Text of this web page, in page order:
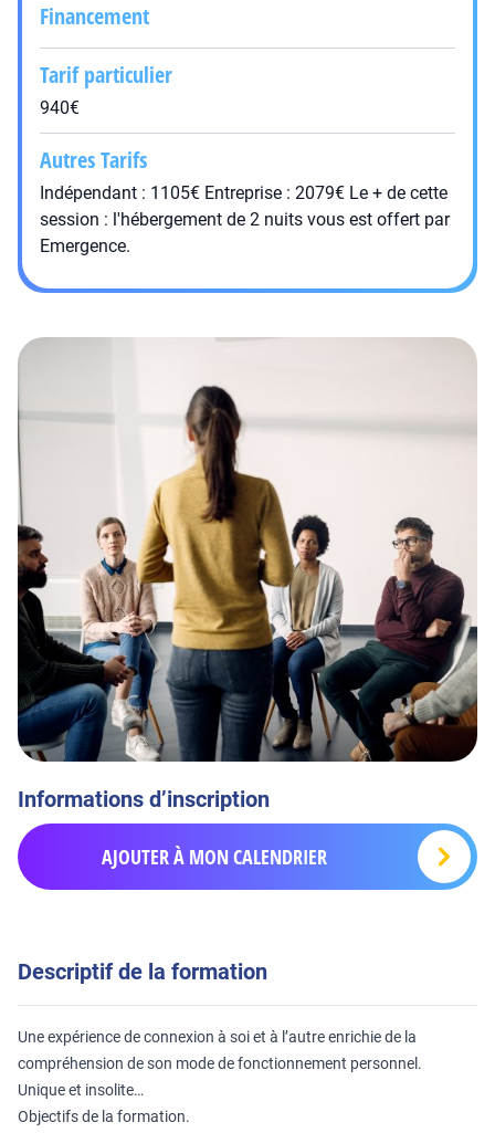
Financement
Tarif particulier
940€
Autres Tarifs
Indépendant : 1105€ Entreprise : 2079€ Le + de cette
session : l'hébergement de 2 nuits vous est offert par
Emergence.
Informations d’inscription
AJOUTER À MON CALENDRIER
Descriptif de la formation
Une expérience de connexion à soi et à l’autre enrichie de la
compréhension de son mode de fonctionnement personnel.
Unique et insolite…
Objectifs de la formation.